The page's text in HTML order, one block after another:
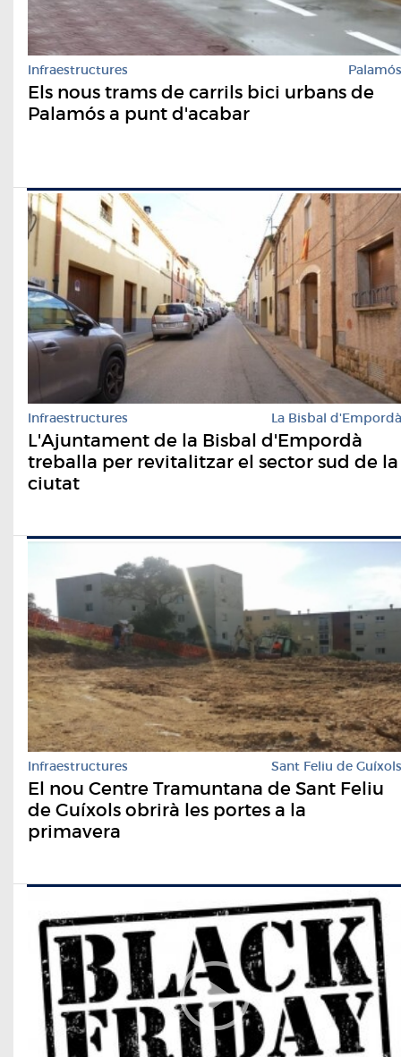
Infraestructures Palamós
Els nous trams de carrils bici urbans de
Palamós a punt d'acabar
Infraestructures La Bisbal d'Empordà
L'Ajuntament de la Bisbal d'Empordà
treballa per revitalitzar el sector sud de la
ciutat
Infraestructures Sant Feliu de Guíxols
El nou Centre Tramuntana de Sant Feliu
de Guíxols obrirà les portes a la
primavera